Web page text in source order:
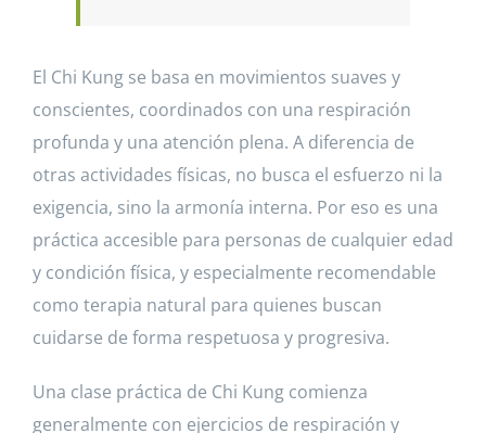
El Chi Kung se basa en movimientos suaves y
conscientes, coordinados con una respiración
profunda y una atención plena. A diferencia de
otras actividades físicas, no busca el esfuerzo ni la
exigencia, sino la armonía interna. Por eso es una
práctica accesible para personas de cualquier edad
y condición física, y especialmente recomendable
como terapia natural para quienes buscan
cuidarse de forma respetuosa y progresiva.
Una clase práctica de Chi Kung comienza
generalmente con ejercicios de respiración y